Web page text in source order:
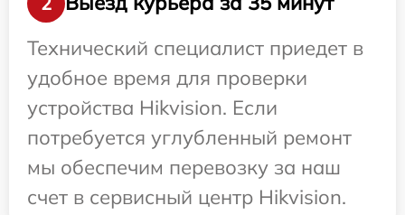
Технический специалист приедет в
удобное время для проверки
устройства Hikvision. Если
потребуется углубленный ремонт
мы обеспечим перевозку за наш
счет в сервисный центр Hikvision.